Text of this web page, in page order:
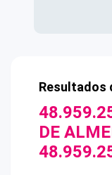
Resultados
DE